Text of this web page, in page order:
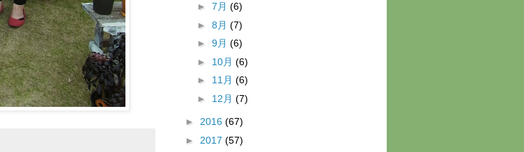
► 7月 (6)
► 8月 (7)
► 9月 (6)
► 10月 (6)
► 11月 (6)
► 12月 (7)
► 2016 (67)
► 2017 (57)